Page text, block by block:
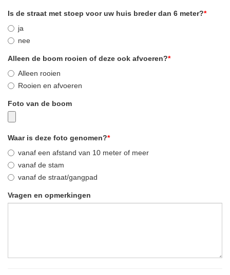
Is de straat met stoep voor uw huis breder dan 6 meter?*
ja
nee
Alleen de boom rooien of deze ook afvoeren?*
Alleen rooien
Rooien en afvoeren
Foto van de boom
Waar is deze foto genomen?*
vanaf een afstand van 10 meter of meer
vanaf de stam
vanaf de straat/gangpad
Vragen en opmerkingen